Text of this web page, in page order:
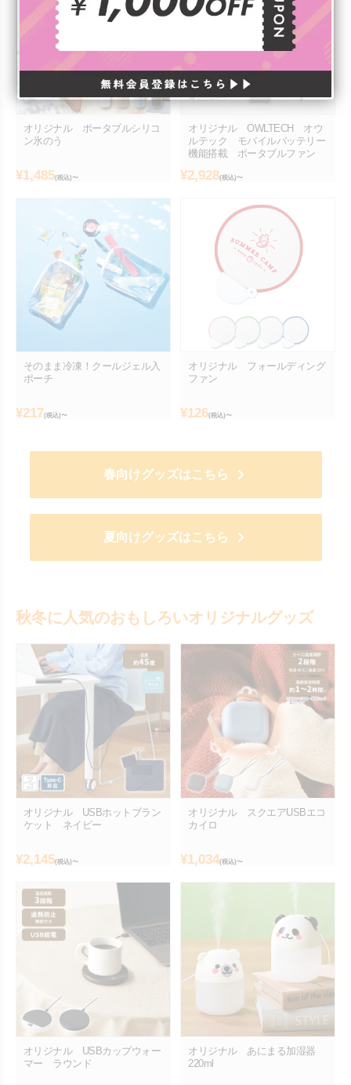
オリジナル ポータブルシリコ
ン氷のう
¥1,485(税込)〜
オリジナル OWLTECH オウ
ルテック モバイルバッテリー
機能搭載 ポータブルファン
¥2,928(税込)〜
そのまま冷凍！クールジェル入
ポーチ
¥217(税込)〜
オリジナル フォールディング
ファン
¥126(税込)〜
春向けグッズはこちら
夏向けグッズはこちら
秋冬に人気のおもしろいオリジナルグッズ
オリジナル USBホットブラン
ケット ネイビー
¥2,145(税込)〜
オリジナル スクエアUSBエコ
カイロ
¥1,034(税込)〜
オリジナル USBカップウォー
マー ラウンド
オリジナル あにまる加湿器
220ml